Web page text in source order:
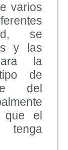
varios
se
y las
la
de
del
el
tenga